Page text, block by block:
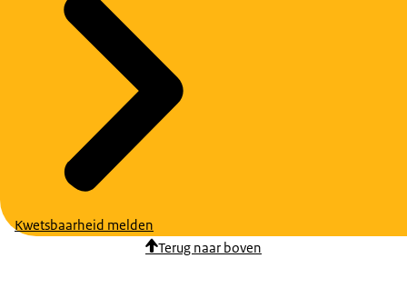
Kwetsbaarheid melden
Terug naar boven